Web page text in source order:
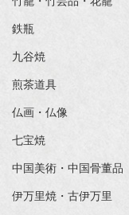
鉄瓶
九谷焼
煎茶道具
仏画・仏像
七宝焼
中国美術・中国骨董品
伊万里焼・古伊万里